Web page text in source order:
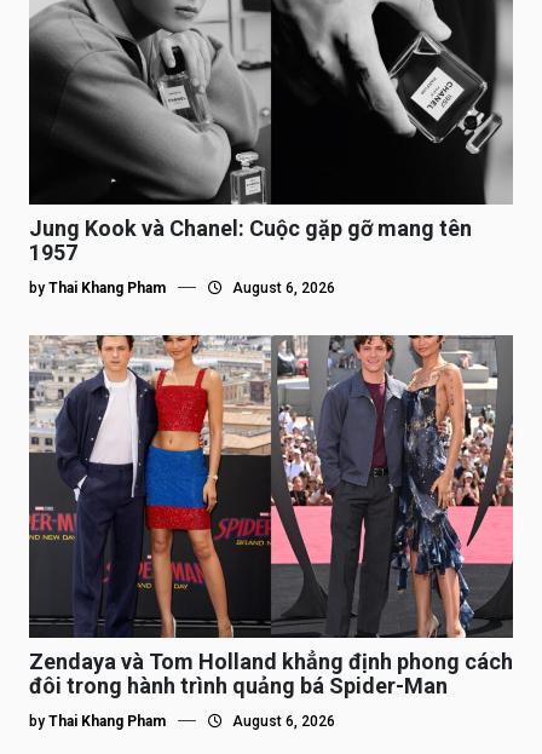
Jung Kook và Chanel: Cuộc gặp gỡ mang tên
1957
by Thai Khang Pham August 6, 2026
Zendaya và Tom Holland khẳng định phong cách
đôi trong hành trình quảng bá Spider-Man
by Thai Khang Pham August 6, 2026